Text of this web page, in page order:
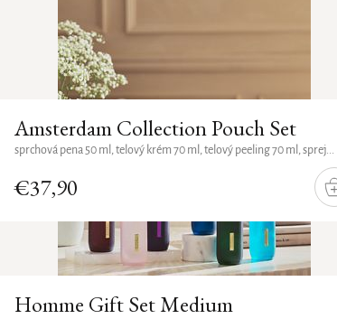
Amsterdam Collection Pouch Set
€37,90
sprchová pena 50 ml, telový krém 70 ml, telový peeling 70 ml, sprej...
Homme Gift Set Medium